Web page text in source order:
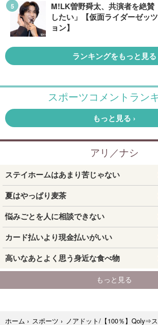
M!LK曽野舜太、共演者を絶賛
したい」【仮面ライダーゼッ
ョン】
ランキングをもっと見る
ホーム › スポーツ › ノアドット/【100％】Qoly⇒